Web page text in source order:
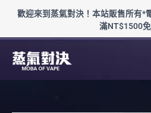
要
歡迎來到蒸氣對決！本站販售所有*
滿NT$1500免